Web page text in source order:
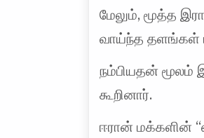
மேலும், மூத்த
வாய்ந்த தளங்கள்
நம்பியதன் மூலம்
கூறினார்.
ஈரான் மக்களின்